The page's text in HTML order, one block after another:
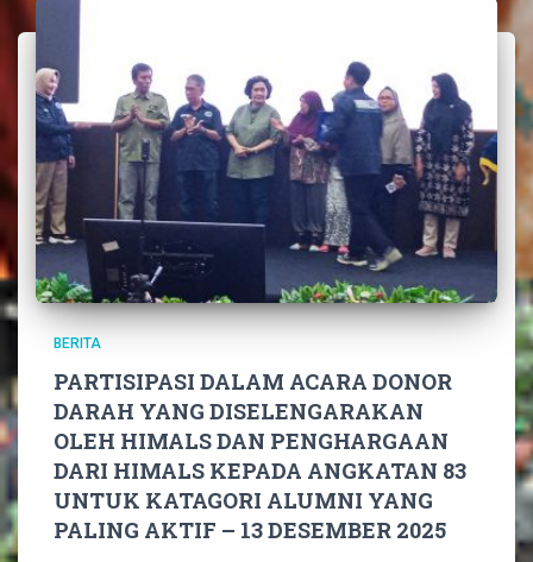
BERITA
PARTISIPASI DALAM ACARA DONOR
DARAH YANG DISELENGARAKAN
OLEH HIMALS DAN PENGHARGAAN
DARI HIMALS KEPADA ANGKATAN 83
UNTUK KATAGORI ALUMNI YANG
PALING AKTIF – 13 DESEMBER 2025